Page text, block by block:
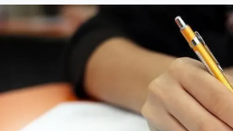
Eğitim
Ekonomi